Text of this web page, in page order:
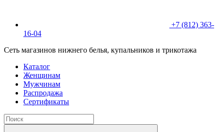
+7 (812) 363-
16-04
Сеть магазинов нижнего белья, купальников и трикотажа
Каталог
Женщинам
Мужчинам
Распродажа
Сертификаты